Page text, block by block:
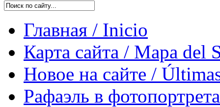
Главная / Inicio
Карта сайта / Mapa del
Новое на сайте /
Рафаэль в